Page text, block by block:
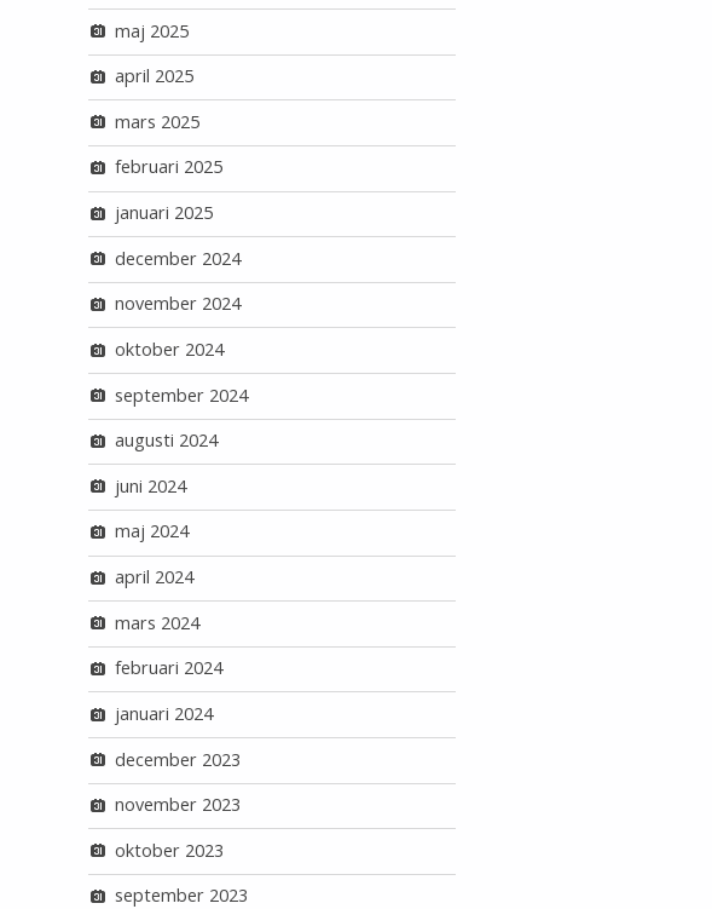
maj 2025
april 2025
mars 2025
februari 2025
januari 2025
december 2024
november 2024
oktober 2024
september 2024
augusti 2024
juni 2024
maj 2024
april 2024
mars 2024
februari 2024
januari 2024
december 2023
november 2023
oktober 2023
september 2023